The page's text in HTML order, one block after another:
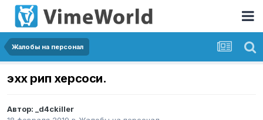
Жалобы на персонал
эхх рип херсоси.
Автор: _d4ckiller